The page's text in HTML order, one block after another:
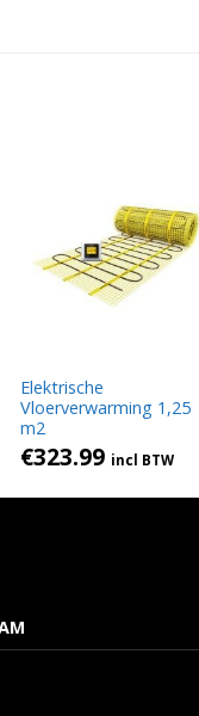
Elektrische
Vloerverwarming 1,25
m2
€323.99 incl BTW